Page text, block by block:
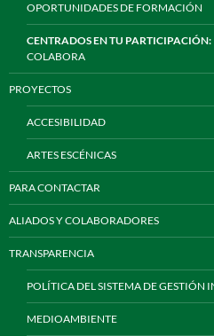
OPORTUNIDADES DE FORMACIÓN
CENTRADOS EN TU PARTICIPACIÓN:
COLABORA
PROYECTOS
ACCESIBILIDAD
ARTES ESCÉNICAS
PARA CONTACTAR
ALIADOS Y COLABORADORES
TRANSPARENCIA
POLÍTICA DEL SISTEMA DE GESTIÓN
MEDIOAMBIENTE